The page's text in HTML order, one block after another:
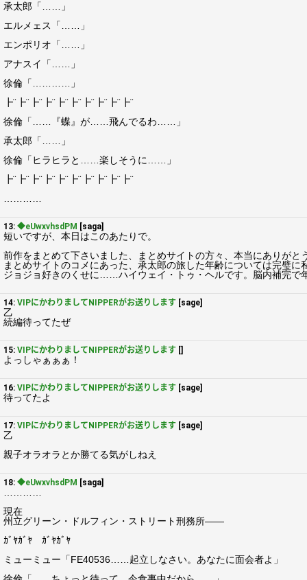
承太郎「……」
エルメェス「……」
エンポリオ「……」
アナスイ「……」
徐倫「…………」
┣¨┣¨┣¨┣¨┣¨┣¨┣¨┣¨┣¨┣¨
徐倫「……『蝶』が……飛んでるわ……」
承太郎「……」
徐倫「ヒラヒラと……楽しそうに……」
┣¨┣¨┣¨┣¨┣¨┣¨┣¨┣¨┣¨┣¨
13: ◆eUwxvhsdPM [saga]
短いですが、本日はこのあたりで。
前作をまとめて下さいました、まとめサイトの方々、本当にありがと
まとめサイトのコメにあった、承太郎の旅した年齢については完璧に
ジョジョ好きのくせに……ハイウェイ・トゥ・ヘルです。脳内補完で
14: VIPにかわりましてNIPPERがお送りします [sage]
乙
続編待ってたぜ
15: VIPにかわりましてNIPPERがお送りします []
よっしゃぁぁぁ！
16: VIPにかわりましてNIPPERがお送りします [sage]
待ってたよ
17: VIPにかわりましてNIPPERがお送りします [sage]
乙
親子オラオラとか勝てる気がしねえ
18: ◆eUwxvhsdPM [saga]
現在
州立グリーン・ドルフィン・ストリート刑務所――
ｶﾞﾔｶﾞﾔ ｶﾞﾔｶﾞﾔ
ミューミュー「FE40536……起立しなさい。あなたに面会者よ」